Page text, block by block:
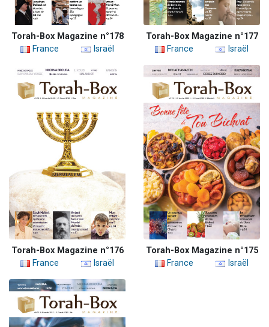
Torah-Box Magazine n°178
France
Israël
Torah-Box Magazine n°177
France
Israël
Torah-Box Magazine n°176
France
Israël
Torah-Box Magazine n°175
France
Israël